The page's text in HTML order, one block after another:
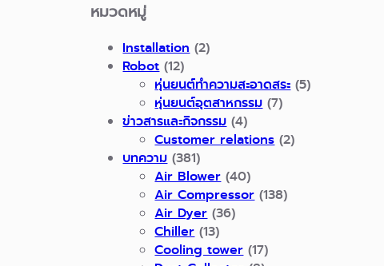
หมวดหมู่
Installation (2)
Robot (12)
หุ่นยนต์ทำความสะอาดสระ (5)
หุ่นยนต์อุตสาหกรรม (7)
ข่าวสารและกิจกรรม (4)
Customer relations (2)
บทความ (381)
Air Blower (40)
Air Compressor (138)
Air Dyer (36)
Chiller (13)
Cooling tower (17)